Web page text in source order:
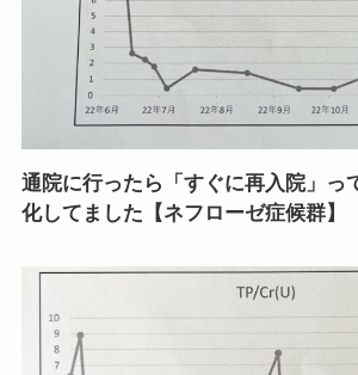
通院に行ったら「すぐに再入院」っ
化してました【ネフローゼ症候群】